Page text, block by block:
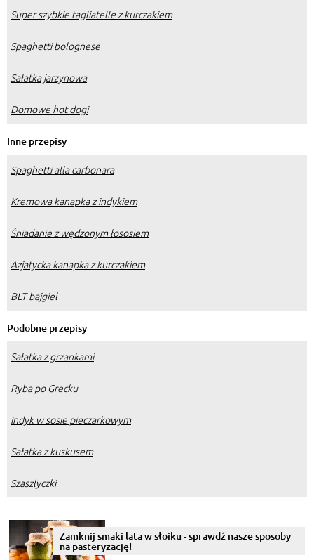
Super szybkie tagliatelle z kurczakiem
Spaghetti bolognese
Sałatka jarzynowa
Domowe hot dogi
Inne przepisy
Spaghetti alla carbonara
Kremowa kanapka z indykiem
Śniadanie z wędzonym łososiem
Azjatycka kanapka z kurczakiem
BLT bajgiel
Podobne przepisy
Sałatka z grzankami
Ryba po Grecku
Indyk w sosie pieczarkowym
Sałatka z kuskusem
Szaszłyczki
Zamknij smaki lata w słoiku - sprawdź nasze sposoby
na pasteryzację!